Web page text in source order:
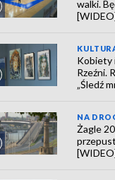
walki.
Kobiety
Rzeźni.
„Śledź
NA
Żagle